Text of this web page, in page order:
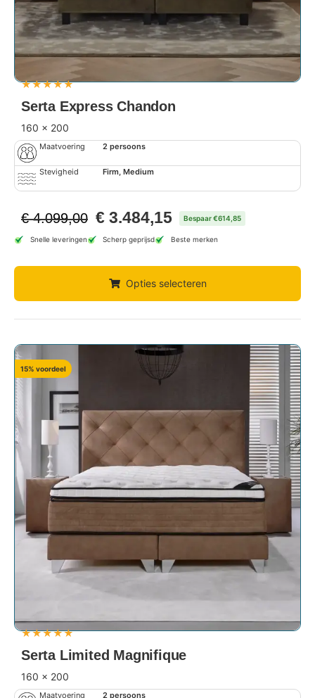
★★★★★
Serta Express Chandon
160 x 200
Maatvoering 2 persoons
Stevigheid Firm, Medium
€4.099,00 € 3.484,15 Bespaar €614,85
Snelle leveringen Scherp geprijsd Beste merken
Opties selecteren
15% voordeel
★★★★★
Serta Limited Magnifique
160 x 200
Maatvoering 2 persoons